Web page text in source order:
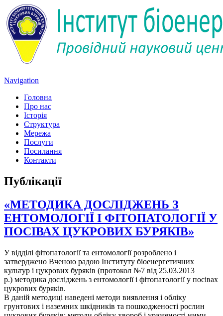
Navigation
Головна
Про нас
Історія
Структура
Мережа
Послуги
Посилання
Контакти
Публікації
«МЕТОДИКА ДОСЛІДЖЕНЬ З
ЕНТОМОЛОГІЇ І ФІТОПАТОЛОГІЇ У
ПОСІВАХ ЦУКРОВИХ БУРЯКІВ»
У відділі фітопатології та ентомології розроблено і
затверджено Вченою радою Інституту біоенергетичних
культур і цукрових буряків (протокол №7 від 25.03.2013
р.) методика досліджень з ентомології і фітопатології у посівах
цукрових буряків.
В даній методиці наведені методи виявлення і обліку
грунтових і наземних шкідників та пошкодженості рослин